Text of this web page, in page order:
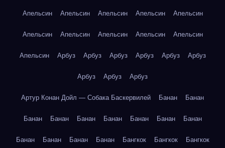
Апельсин Апельсин Апельсин Апельсин Апельсин
Апельсин Апельсин Апельсин Апельсин Апельсин
Апельсин Арбуз Арбуз Арбуз Арбуз Арбуз Арбуз
Арбуз Арбуз Арбуз
Артур Конан Дойл — Собака Баскервилей Банан Банан
Банан Банан Банан Банан Банан Банан Банан
Банан Банан Банан Банан Бангкок Бангкок Бангкок